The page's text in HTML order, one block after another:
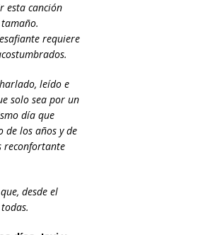
esta canción
requiere
leído e
solo sea por un
día que
de los años y de
reconfortante
desde el